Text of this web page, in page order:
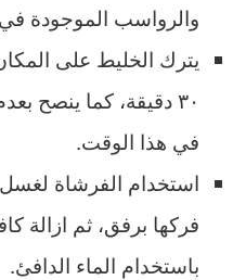
والرواسب الموجودة
يترك الخليط على
٣٠ دقيقة، كما ينصح
في هذا الوقت.
استخدام الفرشاة لغسل
فركها برفق، ثم ازالة
باستخدام الماء الدافئ.